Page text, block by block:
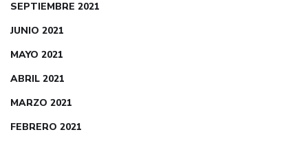
SEPTIEMBRE 2021
JUNIO 2021
MAYO 2021
ABRIL 2021
MARZO 2021
FEBRERO 2021